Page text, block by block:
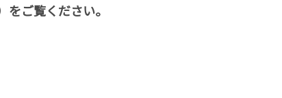
をご覧ください。